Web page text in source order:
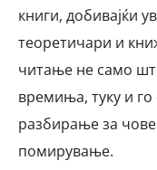
книги, добивајќи
теоретичари и
читање не само
времиња, туку и
разбирање за
помирување.